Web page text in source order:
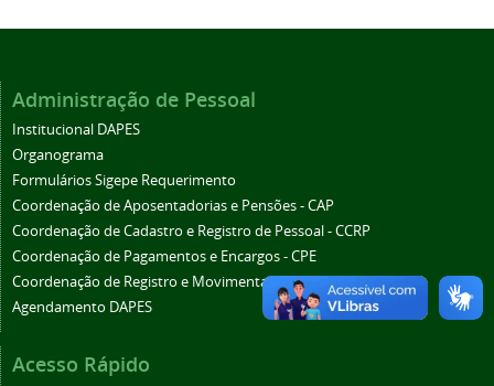
Administração de Pessoal
Institucional DAPES
Organograma
Formulários Sigepe Requerimento
Coordenação de Aposentadorias e Pensões - CAP
Coordenação de Cadastro e Registro de Pessoal - CCRP
Coordenação de Pagamentos e Encargos - CPE
Coordenação de Registro e Movimentação - CRM
Agendamento DAPES
Acesso Rápido